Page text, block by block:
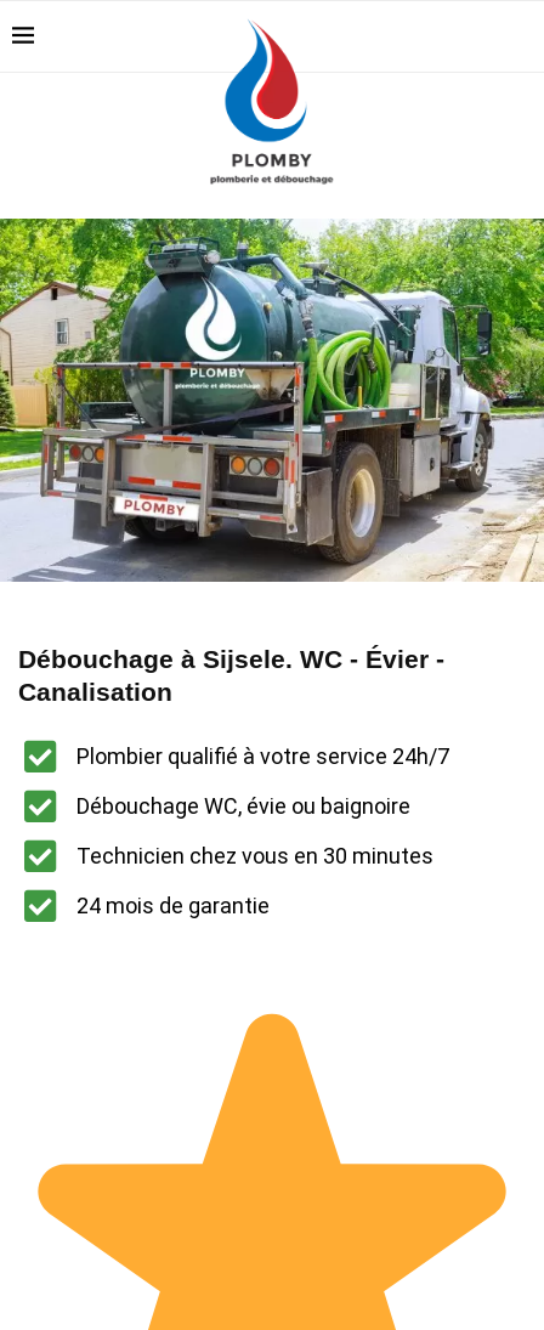
Débouchage à Sijsele. WC - Évier -
Canalisation
Plombier qualifié à votre service 24h/7
Débouchage WC, évie ou baignoire
Technicien chez vous en 30 minutes
24 mois de garantie